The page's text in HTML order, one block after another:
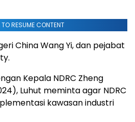
RESUME CONTENT
China Wang Yi, dan pejabat
Kepala NDRC Zheng
Luhut meminta agar NDRC
kawasan industri